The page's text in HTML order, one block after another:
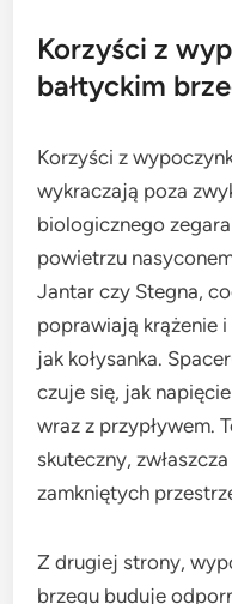
Korzyści z
bałtyckim
Korzyści z
wykraczają poza
biologicznego
powietrzu
Jantar czy Stegna,
poprawiają krążenie
jak kołysanka.
czuje się, jak
wraz z przypływem.
skuteczny,
zamkniętych
Z drugiej strony,
brzegu buduje